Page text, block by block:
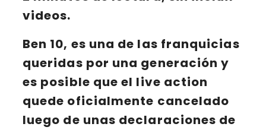
videos.
Ben 10, es una de las franquicias
queridas por una generación y
es posible que el live action
quede oficialmente cancelado
luego de unas declaraciones de